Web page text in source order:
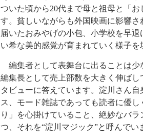
ついた頃から20代まで母と祖母と「お
す。貧しいながらも外国映画に影響
届いたおみやげの小包、小学校を早
い希な美的感覚が育まれていく様子を
編集者として表舞台に出ることは少
編集長として売上部数を大きく伸ばし
タビューに答えています。淀川さん
ス、モード雑誌であっても読者に優
り」を心掛けていること、絶妙なバ
つ、それを“淀川マジック”と呼んでい